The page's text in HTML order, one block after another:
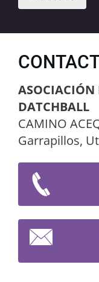
ASOCIACIÓN
DATCHBALL
CAMINO
Garrapillos,